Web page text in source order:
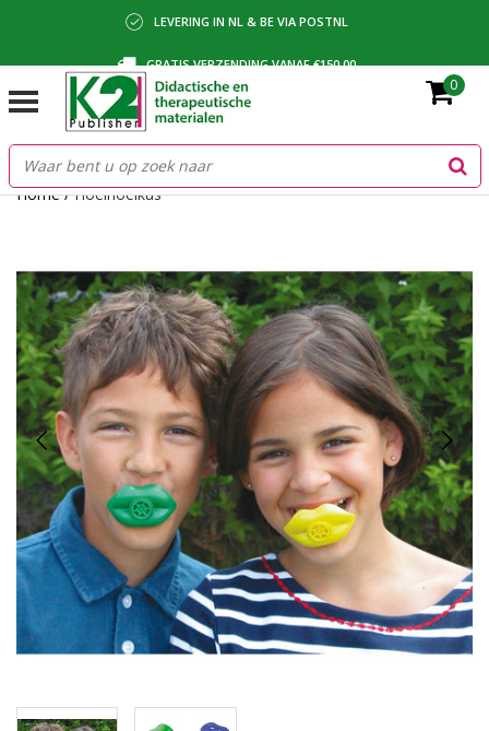
LEVERING IN NL & BE VIA POSTNL
GRATIS VERZENDING VANAF €150,00
BETALING VIA IDEAL, BANCONTACT OF FACTUUR
0
Home/Hoeihoeikus